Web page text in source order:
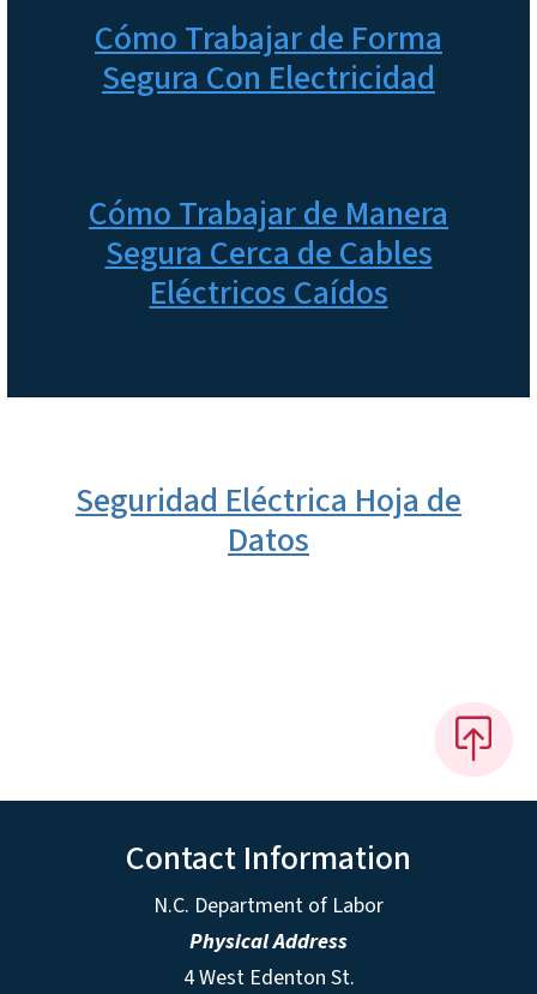
Cómo Trabajar de Forma
Segura Con Electricidad
Cómo Trabajar de Manera
Segura Cerca de Cables
Eléctricos Caídos
Seguridad Eléctrica Hoja de
Datos
Contact Information
N.C. Department of Labor
Physical Address
4 West Edenton St.